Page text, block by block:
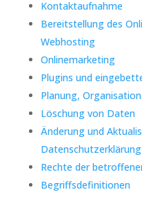
Kontaktaufnahme
Bereitstellung des
Webhosting
Onlinemarketing
Plugins und
Planung,
Löschung von Daten
Änderung und
Datenschutzerklärung
Rechte der
Begriffsdefinitionen